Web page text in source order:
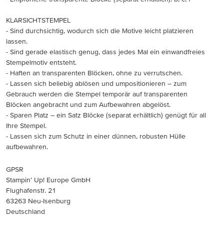
KLARSICHTSTEMPEL
- Sind durchsichtig, wodurch sich die Motive leicht platzieren
lassen.
- Sind gerade elastisch genug, dass jedes Mal ein einwandfreies
Stempelmotiv entsteht.
- Haften an transparenten Blöcken, ohne zu verrutschen.
- Lassen sich beliebig ablösen und umpositionieren – zum
Gebrauch werden die Stempel temporär auf transparenten
Blöcken angebracht und zum Aufbewahren abgelöst.
- Sparen Platz – ein Satz Blöcke (separat erhältlich) genügt für all
Ihre Stempel.
- Lassen sich zum Schutz in einer dünnen, robusten Hülle
aufbewahren.
GPSR
Stampin’ Up! Europe GmbH
Flughafenstr. 21
63263 Neu-Isenburg
Deutschland